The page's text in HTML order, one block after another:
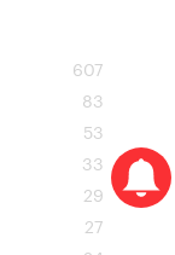
607
83
53
33
29
27